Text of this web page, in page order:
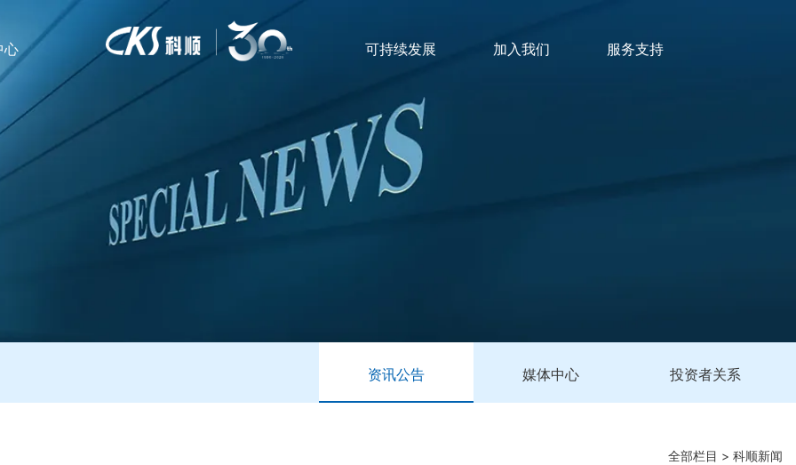
心 可持续发展 加入我们 服务支持
资讯公告 媒体中心 投资者关系
全部栏目 > 科顺新闻